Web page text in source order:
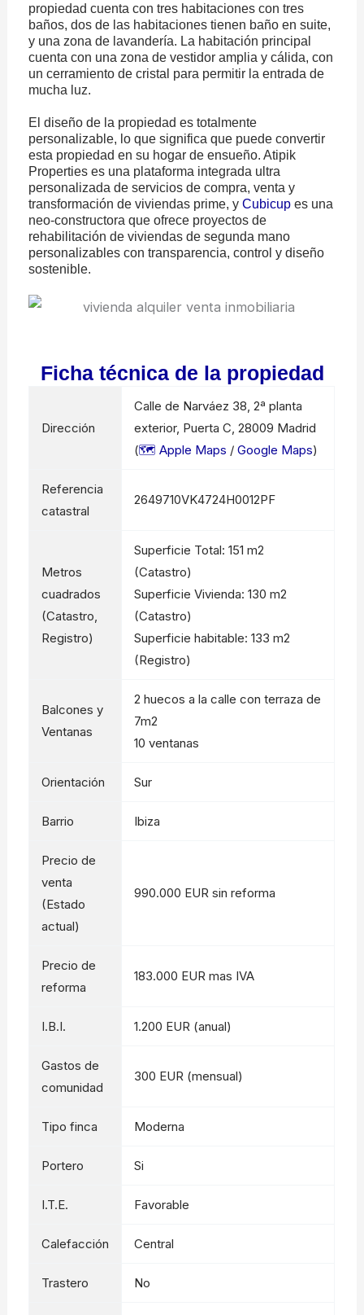
propiedad cuenta con tres habitaciones con tres
baños, dos de las habitaciones tienen baño en suite,
y una zona de lavandería. La habitación principal
cuenta con una zona de vestidor amplia y cálida, con
un cerramiento de cristal para permitir la entrada de
mucha luz.
El diseño de la propiedad es totalmente
personalizable, lo que significa que puede convertir
esta propiedad en su hogar de ensueño. Atipik
Properties es una plataforma integrada ultra
personalizada de servicios de compra, venta y
transformación de viviendas prime, yCubicup es una
neo-constructora que ofrece proyectos de
rehabilitación de viviendas de segunda mano
personalizables con transparencia, control y diseño
sostenible.
Ficha técnica de la propiedad
Dirección
Calle de Narváez 38, 2ª planta
exterior, Puerta C, 28009 Madrid
(🗺️ Apple Maps /Google Maps)
Referencia
catastral
2649710VK4724H0012PF
Metros
cuadrados
(Catastro,
Registro)
Superficie Total: 151 m2
(Catastro)
Superficie Vivienda: 130 m2
(Catastro)
Superficie habitable: 133 m2
(Registro)
Balcones y
Ventanas
2 huecos a la calle con terraza de
7m2
10 ventanas
Orientación Sur
Barrio Ibiza
Precio de
venta
(Estado
actual)
990.000 EUR sin reforma
Precio de
reforma
183.000 EUR mas IVA
I.B.I. 1.200 EUR (anual)
Gastos de
comunidad
300 EUR (mensual)
Tipo finca Moderna
Portero Si
I.T.E. Favorable
Calefacción Central
Trastero No